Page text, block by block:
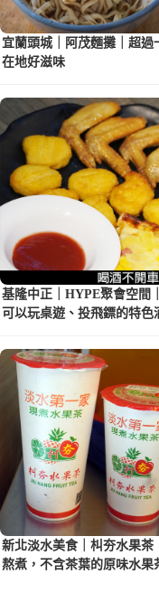
宜蘭頭城｜阿茂麵攤｜超
在地好滋味
基隆中正｜HYPE聚會空間
可以玩桌遊、投飛鏢的特色
新北淡水美食｜朻夯水果
熬煮，不含茶葉的原味水果